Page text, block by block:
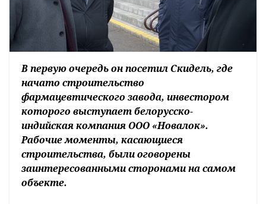
В первую очередь он посетил Скидель, где
начато строительство
фармацевтического завода, инвестором
которого выступает белорусско-
индийская компания ООО «Новалок».
Рабочие моменты, касающиеся
строительства, были оговорены
заинтересованными сторонами на самом
объекте.